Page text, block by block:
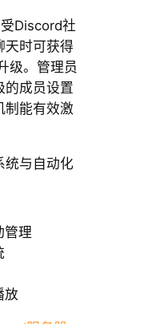
Discord社
天时可获得
级。管理员
的成员设置
制能有效激
统与自动化
管理
放